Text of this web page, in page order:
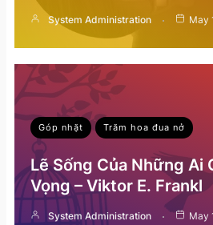
System Administration May
Góp nhặt Trăm hoa đua nở
Lẽ Sống Của Những Ai
Vọng – Viktor E. Frankl
System Administration May